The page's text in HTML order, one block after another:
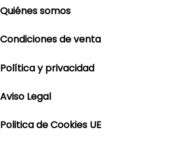
Quiénes somos
Condiciones de venta
Política y privacidad
Aviso Legal
Politica de Cookies UE